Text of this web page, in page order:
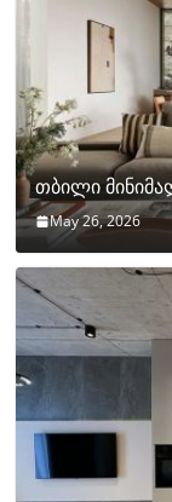
თბილი
May 26, 2026